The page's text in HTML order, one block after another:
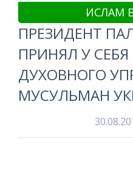
ИСЛАМ
ПРЕЗИДЕНТ
ПРИНЯЛ У
ДУХОВНОГО
МУСУЛЬМАН